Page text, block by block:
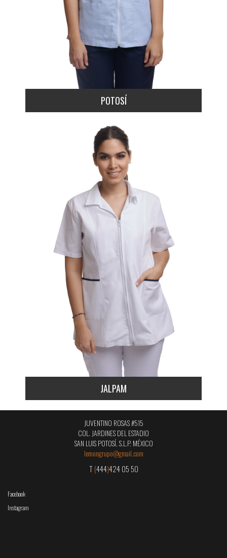
POTOSÍ
JALPAM
JUVENTINO ROSAS #515
COL. JARDINES DEL ESTADIO
SAN LUIS POTOSÍ, S.L.P. MÉXICO
lemongrupo@gmail.com
T(444)424 05 50
Facebook
Instagram